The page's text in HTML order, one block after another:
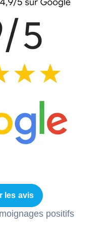
les avis
positifs